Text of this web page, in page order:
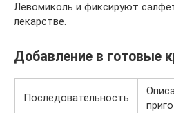
Левомиколь и фиксируют
лекарстве.
Добавление в готовые
Последовательность